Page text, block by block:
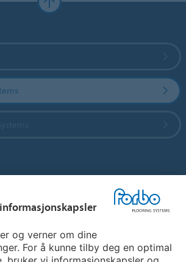
og verner om dine
For å kunne tilby deg en optimal